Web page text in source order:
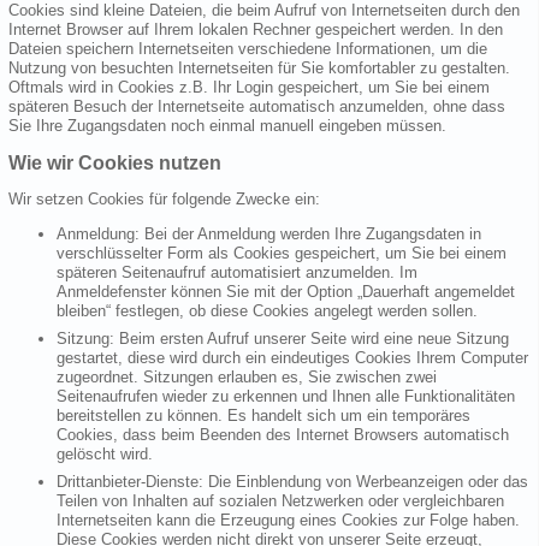
Cookies sind kleine Dateien, die beim Aufruf von Internetseiten durch den
Internet Browser auf Ihrem lokalen Rechner gespeichert werden. In den
Dateien speichern Internetseiten verschiedene Informationen, um die
Nutzung von besuchten Internetseiten für Sie komfortabler zu gestalten.
Oftmals wird in Cookies z.B. Ihr Login gespeichert, um Sie bei einem
späteren Besuch der Internetseite automatisch anzumelden, ohne dass
Sie Ihre Zugangsdaten noch einmal manuell eingeben müssen.
Wie wir Cookies nutzen
Wir setzen Cookies für folgende Zwecke ein:
Anmeldung: Bei der Anmeldung werden Ihre Zugangsdaten in
verschlüsselter Form als Cookies gespeichert, um Sie bei einem
späteren Seitenaufruf automatisiert anzumelden. Im
Anmeldefenster können Sie mit der Option „Dauerhaft angemeldet
bleiben“ festlegen, ob diese Cookies angelegt werden sollen.
Sitzung: Beim ersten Aufruf unserer Seite wird eine neue Sitzung
gestartet, diese wird durch ein eindeutiges Cookies Ihrem Computer
zugeordnet. Sitzungen erlauben es, Sie zwischen zwei
Seitenaufrufen wieder zu erkennen und Ihnen alle Funktionalitäten
bereitstellen zu können. Es handelt sich um ein temporäres
Cookies, dass beim Beenden des Internet Browsers automatisch
gelöscht wird.
Drittanbieter-Dienste: Die Einblendung von Werbeanzeigen oder das
Teilen von Inhalten auf sozialen Netzwerken oder vergleichbaren
Internetseiten kann die Erzeugung eines Cookies zur Folge haben.
Diese Cookies werden nicht direkt von unserer Seite erzeugt,